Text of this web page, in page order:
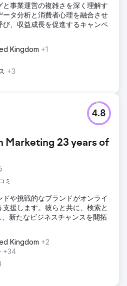
事業運営の複雑さを深く理解す
タ分析と消費者心理を融合させ
、収益成長を促進するキャンペ
Kingdom +1
+3
Marketing 23 years of
ミ
4.8
や挑戦的なブランドがオンライ
援します。彼らと共に、検索と
新たなビジネスチャンスを開拓
Kingdom +2
+34